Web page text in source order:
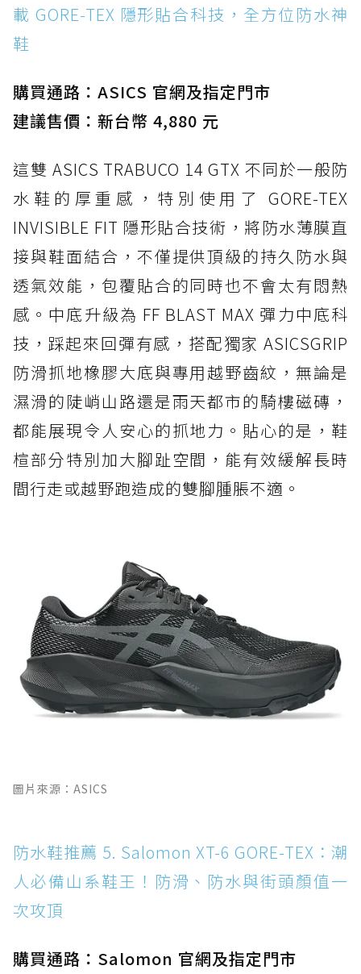
載 GORE-TEX 隱形貼合科技，全方位防水神
鞋
購買通路：ASICS 官網及指定門市
建議售價：新台幣 4,880 元
這雙 ASICS TRABUCO 14 GTX 不同於一般防
水鞋的厚重感，特別使用了 GORE-TEX
INVISIBLE FIT 隱形貼合技術，將防水薄膜直
接與鞋面結合，不僅提供頂級的持久防水與
透氣效能，包覆貼合的同時也不會太有悶熱
感。中底升級為 FF BLAST MAX 彈力中底科
技，踩起來回彈有感，搭配獨家 ASICSGRIP
防滑抓地橡膠大底與專用越野齒紋，無論是
濕滑的陡峭山路還是雨天都市的騎樓磁磚，
都能展現令人安心的抓地力。貼心的是，鞋
楦部分特別加大腳趾空間，能有效緩解長時
間行走或越野跑造成的雙腳腫脹不適。
圖片來源：ASICS
防水鞋推薦 5. Salomon XT-6 GORE-TEX：潮
人必備山系鞋王！防滑、防水與街頭顏值一
次攻頂
購買通路：Salomon 官網及指定門市